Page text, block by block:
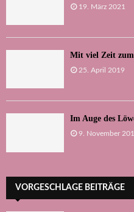
19. März 2021
Mit viel Zeit
25. April 2019
Im Auge des
9. November
VORGESCHLAGE BEITRÄGE